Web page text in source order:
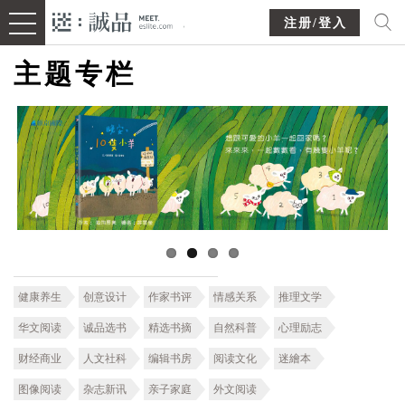
注册/登入
主题专栏
健康养生 创意设计 作家书评 情感关系 推理文学
华文阅读 诚品选书 精选书摘 自然科普 心理励志
财经商业 人文社科 编辑书房 阅读文化 迷繪本
图像阅读 杂志新讯 亲子家庭 外文阅读